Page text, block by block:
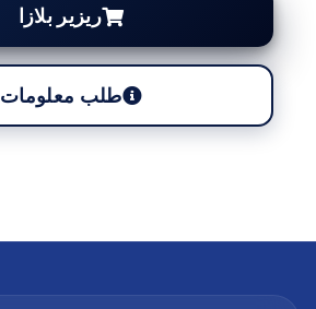
ريزير بلازا
طلب معلومات